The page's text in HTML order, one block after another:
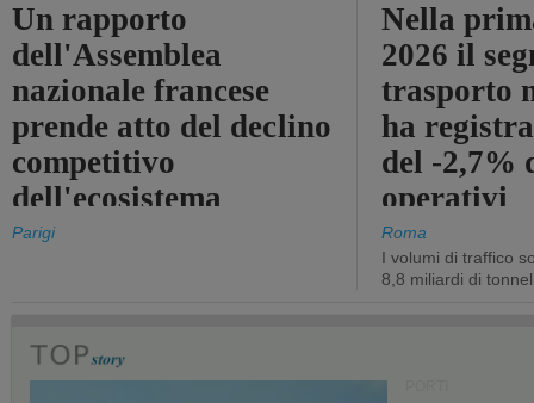
Un rapporto
dell'Assemblea
nazionale francese
prende atto del declino
competitivo
dell'ecosistema
portuale statale
Parigi
Nella
2026 il
trasporto
ha
del -2,7%
operativi
Roma
I volumi di traffico
8,8 miliardi di